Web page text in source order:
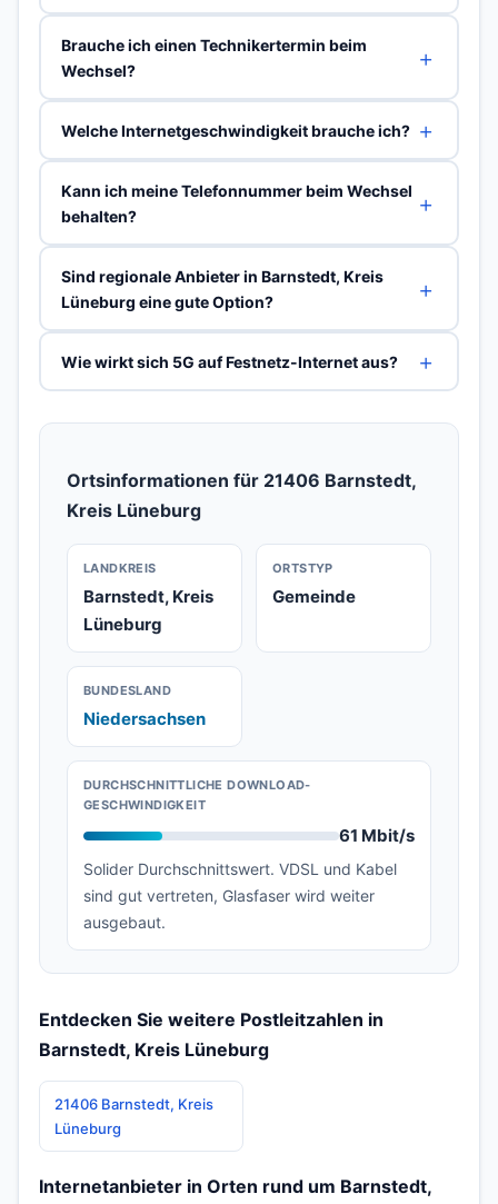
Brauche ich einen Technikertermin beim
Wechsel?
Welche Internetgeschwindigkeit brauche ich?
Kann ich meine Telefonnummer beim Wechsel
behalten?
Sind regionale Anbieter in Barnstedt, Kreis
Lüneburg eine gute Option?
Wie wirkt sich 5G auf Festnetz-Internet aus?
Ortsinformationen für 21406 Barnstedt,
Kreis Lüneburg
LANDKREIS
Barnstedt, Kreis
Lüneburg
ORTSTYP
Gemeinde
BUNDESLAND
Niedersachsen
DURCHSCHNITTLICHE DOWNLOAD-
GESCHWINDIGKEIT
61 Mbit/s
Solider Durchschnittswert. VDSL und Kabel
sind gut vertreten, Glasfaser wird weiter
ausgebaut.
Entdecken Sie weitere Postleitzahlen in
Barnstedt, Kreis Lüneburg
21406 Barnstedt, Kreis
Lüneburg
Internetanbieter in Orten rund um Barnstedt,